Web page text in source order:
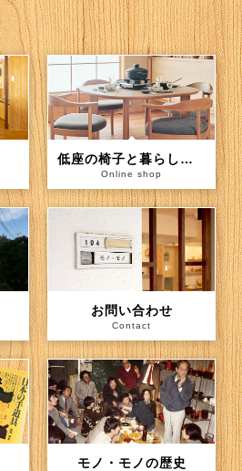
低座の椅子と暮らしの道具店（通信販売）
Online shop
お問い合わせ
Contact
モノ・モノの歴史